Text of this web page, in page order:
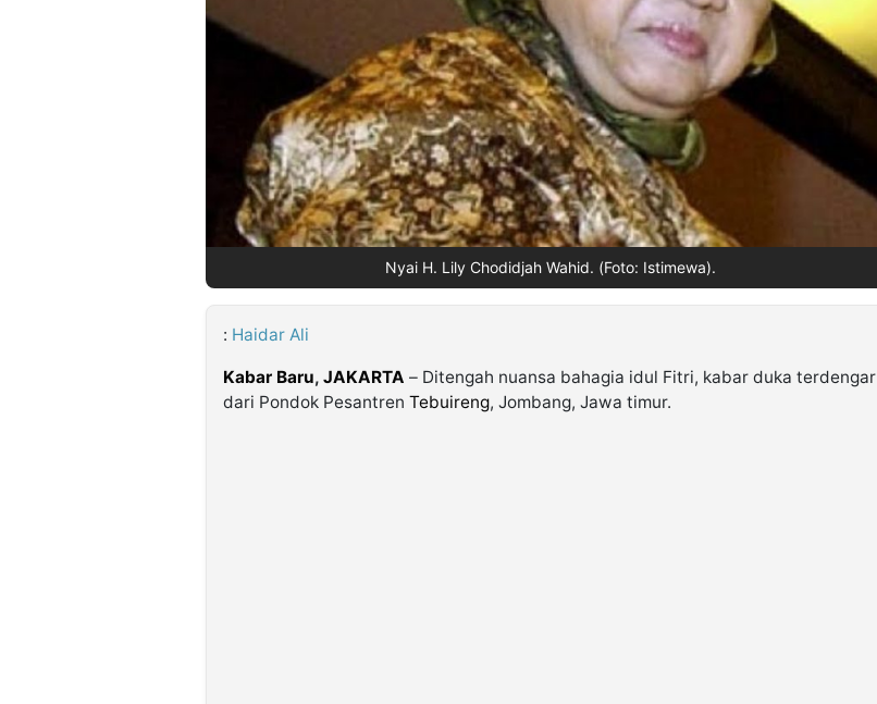
Nyai H. Lily Chodidjah Wahid. (Foto: Istimewa).
: Haidar Ali
Kabar Baru, JAKARTA – Ditengah nuansa bahagia idul Fitri, kabar duka terdengar
dari Pondok Pesantren Tebuireng, Jombang, Jawa timur.